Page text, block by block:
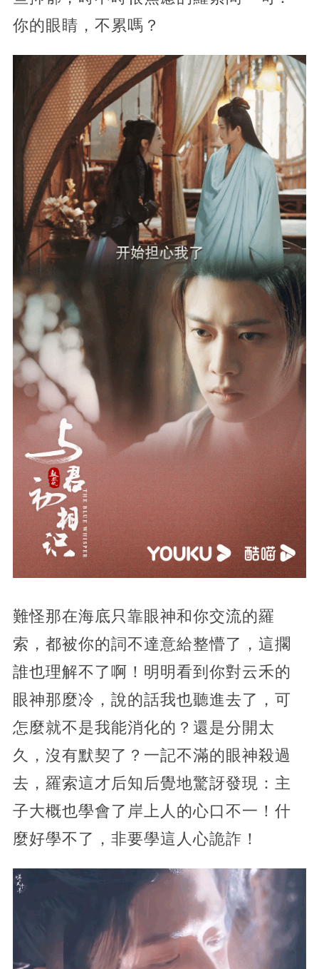
你的眼睛，不累嗎？
難怪那在海底只靠眼神和你交流的羅
索，都被你的詞不達意給整懵了，這擱
誰也理解不了啊！明明看到你對云禾的
眼神那麼冷，說的話我也聽進去了，可
怎麼就不是我能消化的？還是分開太
久，沒有默契了？一記不滿的眼神殺過
去，羅索這才后知后覺地驚訝發現：主
子大概也學會了岸上人的心口不一！什
麼好學不了，非要學這人心詭詐！